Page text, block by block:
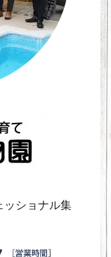
ッショナル集